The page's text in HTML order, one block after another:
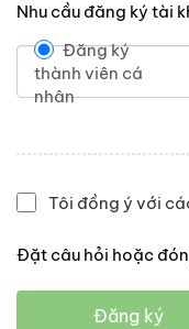
Nhu cầu đăng ký tài
Đăng ký
thành viên cá
nhân
Tôi đồng ý với
Đặt câu hỏi hoặc
Đăng ký